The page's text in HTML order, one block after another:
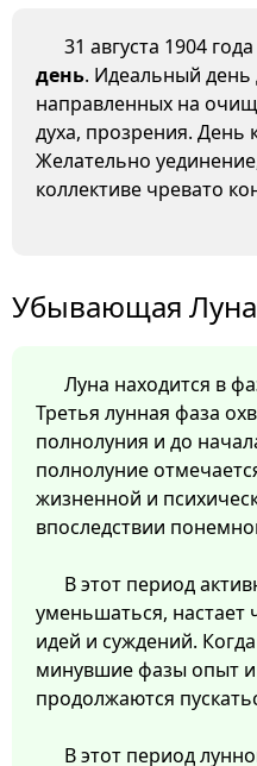
31 августа 1904
день. Идеальный день
направленных на
духа, прозрения. День
Желательно
коллективе чревато
Убывающая
Луна находится в
Третья лунная фаза
полнолуния и до
полнолуние
жизненной и
впоследствии
В этот период
уменьшаться, настает
идей и суждений.
минувшие фазы опыт и
продолжаются
В этот период